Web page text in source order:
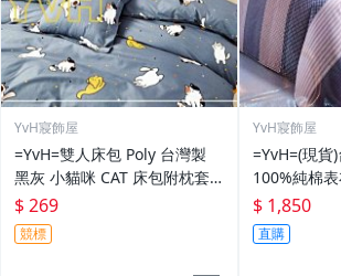
YvH寢飾屋
=YvH=雙人床包 Poly 台灣製
黑灰 小貓咪 CAT 床包附枕套2
磨毛.柔絲絨.天絲絨 NEW
$ 269
競標
YvH寢飾屋
=YvH=(現貨
100%純棉
兩用被四件
藍格
$ 1,850
直購